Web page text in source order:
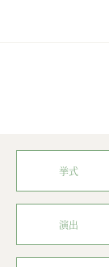
挙式
演出